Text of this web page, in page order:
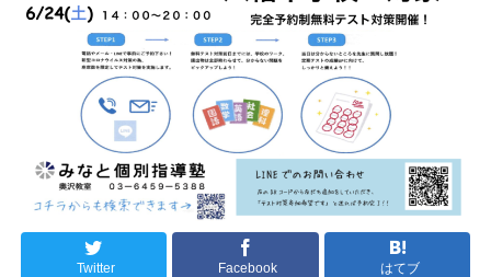
Twitter Facebook はてブ